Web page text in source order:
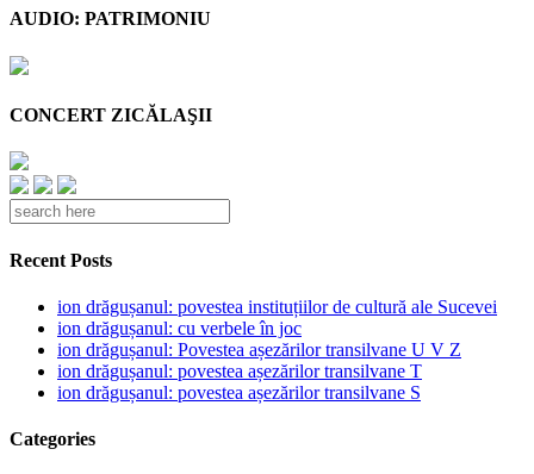
AUDIO: PATRIMONIU
CONCERT ZICĂLAŞII
Recent Posts
ion drăgușanul: povestea instituțiilor de cultură ale Sucevei
ion drăgușanul: cu verbele în joc
ion drăgușanul: Povestea așezărilor transilvane U V Z
ion drăgușanul: povestea așezărilor transilvane T
ion drăgușanul: povestea așezărilor transilvane S
Categories